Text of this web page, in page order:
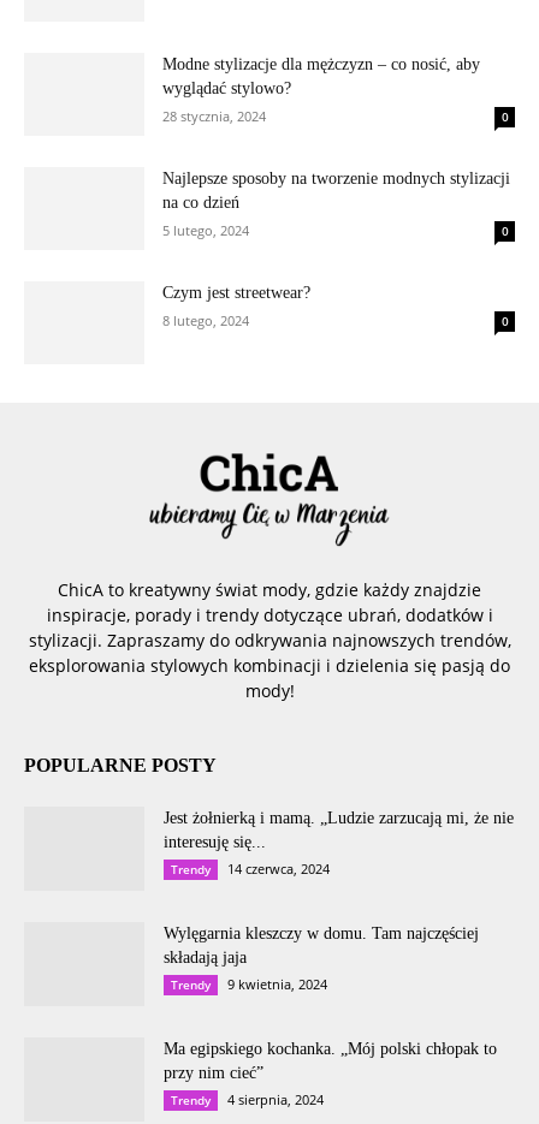
Modne stylizacje dla mężczyzn – co nosić, aby
wyglądać stylowo?
28 stycznia, 2024
0
Najlepsze sposoby na tworzenie modnych stylizacji
na co dzień
5 lutego, 2024
0
Czym jest streetwear?
8 lutego, 2024
0
ChicA to kreatywny świat mody, gdzie każdy znajdzie
inspiracje, porady i trendy dotyczące ubrań, dodatków i
stylizacji. Zapraszamy do odkrywania najnowszych trendów,
eksplorowania stylowych kombinacji i dzielenia się pasją do
mody!
POPULARNE POSTY
Jest żołnierką i mamą. „Ludzie zarzucają mi, że nie
interesuję się...
Trendy 14 czerwca, 2024
Wylęgarnia kleszczy w domu. Tam najczęściej
składają jaja
Trendy 9 kwietnia, 2024
Ma egipskiego kochanka. „Mój polski chłopak to
przy nim cieć”
Trendy 4 sierpnia, 2024